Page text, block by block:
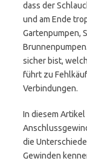
dass der
und am Ende
Gartenpumpen,
sicher bist,
führt zu
Verbindungen.
In diesem
die
Gewinden